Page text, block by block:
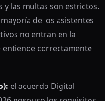
y las multas son estrictos.
de los asistentes
no entran en la
entiende correctamente
el acuerdo Digital